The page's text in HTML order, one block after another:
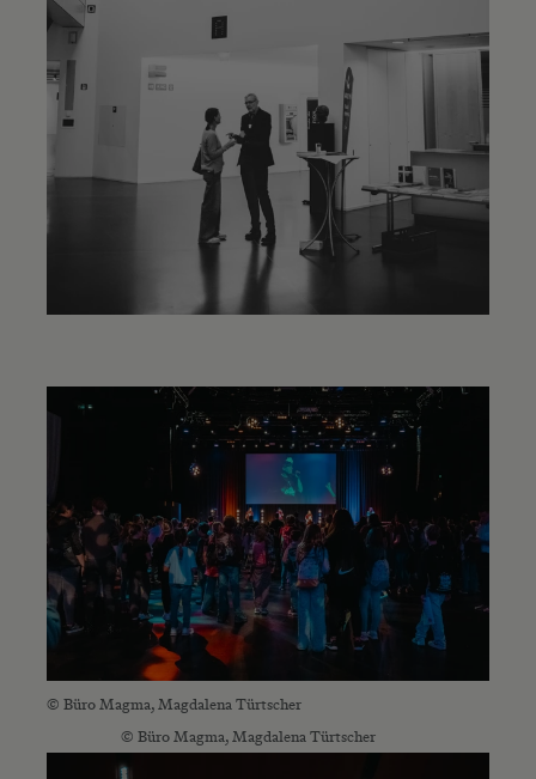
© Büro Magma, Magdalena Türtscher
© Büro Magma, Magdalena Türtscher